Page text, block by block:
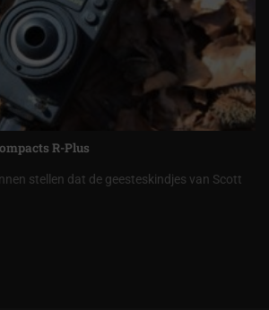
R-Plus
stellen dat de geesteskindjes van Scott